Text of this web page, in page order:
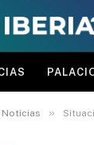
» Situación